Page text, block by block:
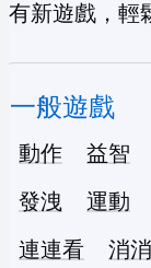
有新遊戲，輕
一般遊戲
動作 益智
發洩
運動
連連看
消